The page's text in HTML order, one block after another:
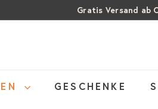
Pause
Über 15% Rabatt auf
SALE: Bis zu 40% auf
GESCHENKE